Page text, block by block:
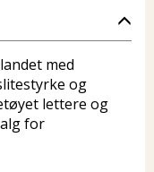
med
og
lettere og
for